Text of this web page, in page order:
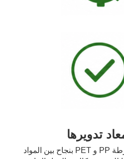
تدويرها
يجمع العديد من مصنعي أشرطة PP و PET بنجاح بين المواد